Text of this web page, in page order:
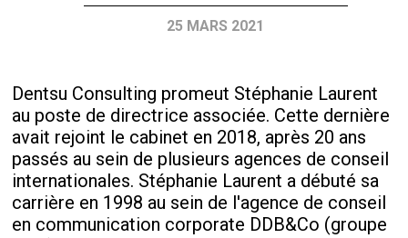
25 MARS 2021
Dentsu Consulting promeut Stéphanie Laurent
au poste de directrice associée. Cette dernière
avait rejoint le cabinet en 2018, après 20 ans
passés au sein de plusieurs agences de conseil
internationales. Stéphanie Laurent a débuté sa
carrière en 1998 au sein de l'agence de conseil
en communication corporate DDB&Co (groupe